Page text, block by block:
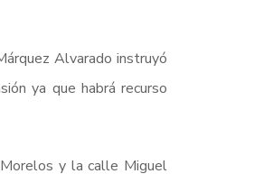
Alvarado instruyó
ya que habrá recurso
y la calle Miguel